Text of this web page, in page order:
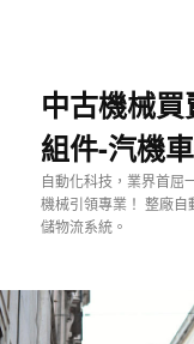
中古機械
組件-汽機
自動化科技，業界首屈
機械引領專業！ 整廠
儲物流系統。